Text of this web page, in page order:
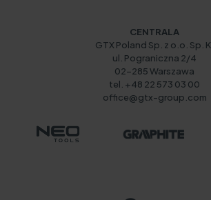
CENTRALA
GTX Poland Sp. z o.o. Sp. K.
ul. Pograniczna 2/4
02-285 Warszawa
tel. +48 22 573 03 00
office@gtx-group.com